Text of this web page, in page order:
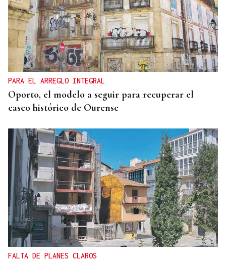
PARA EL ARREGLO INTEGRAL
Oporto, el modelo a seguir para recuperar el
casco histórico de Ourense
FALTA DE PLANES CLAROS